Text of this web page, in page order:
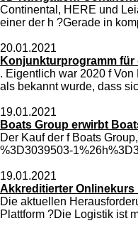
Continental, HERE und
einer der h ?Gerade in
20.01.2021
Konjunkturprogramm für
. Eigentlich war 2020 f
als bekannt wurde, dass
19.01.2021
Boats Group erwirbt
Der Kauf der f Boats
%3D3039503-
19.01.2021
Akkreditierter
Die aktuellen
Plattform ?Die Logistik ist